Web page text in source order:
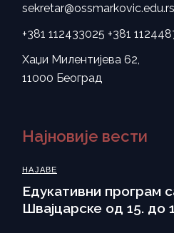
sekretar@ossmarkovic.edu.rs
+381 112433025 +381
Хаџи Милентијева 62,
11000 Београд
Најновије вести
НАЈАВЕ
Eдукативни програм
Швајцарске од 15. до